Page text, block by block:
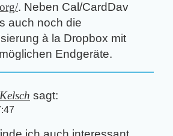
. Neben Cal/CardDav
auch noch die
à la Dropbox mit
Endgeräte.
sagt: